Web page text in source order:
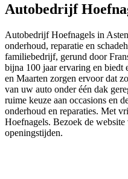
Autobedrijf
Autobedrijf Hoefnagels in
onderhoud, reparatie en
familiebedrijf, gerund door
bijna 100 jaar ervaring en biedt
en Maarten zorgen ervoor dat
van uw auto onder één dak
ruime keuze aan occasions en
onderhoud en reparaties. Met
Hoefnagels. Bezoek de
openingstijden.